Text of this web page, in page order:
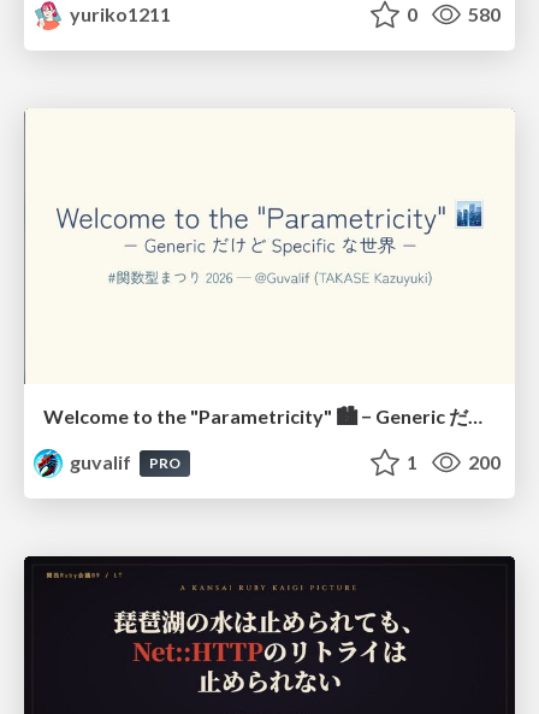
yuriko1211
0 580
Welcome to the "Parametricity" 🏙️ − Generic だけど Specific な世界 −
guvalif
PRO 1 200